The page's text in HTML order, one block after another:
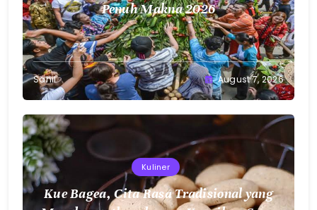
Penuh Makna 2026
Sahil August 7, 2026
Kuliner
Kue Bagea, Cita Rasa Tradisional yang